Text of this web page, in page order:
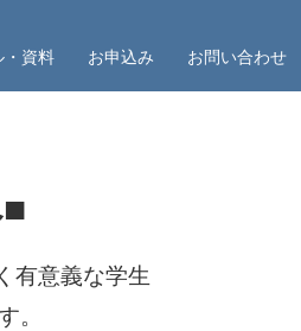
資料 お申込み お問い合わせ
有意義な学生